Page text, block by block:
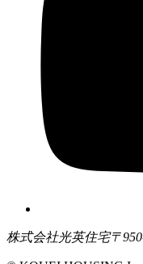
株式会社光英住宅〒